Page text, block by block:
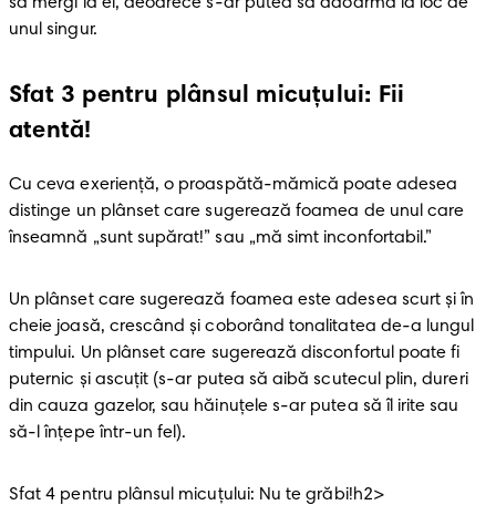
unul singur.
Sfat 3 pentru plânsul micuțului: Fii
atentă!
Cu ceva exeriență, o proaspătă-mămică poate adesea
distinge un plânset care sugerează foamea de unul care
înseamnă „sunt supărat!” sau „mă simt inconfortabil.”
Un plânset care sugerează foamea este adesea scurt și în
cheie joasă, crescând și coborând tonalitatea de-a lungul
timpului. Un plânset care sugerează disconfortul poate fi
puternic și ascuțit (s-ar putea să aibă scutecul plin, dureri
din cauza gazelor, sau hăinuțele s-ar putea să îl irite sau
să-l înţepe într-un fel).
Sfat 4 pentru plânsul micuțului: Nu te grăbi!h2>